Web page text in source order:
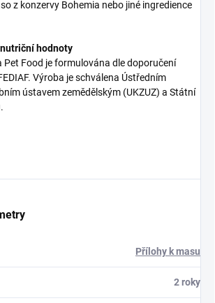
z konzervy Bohemia nebo jiné ingredience
hodnoty
Pet Food je formulována dle doporučení
Výroba je schválena Ústředním
ústavem zemědělským (UKZUZ) a Státní
Přílohy k masu
2 roky